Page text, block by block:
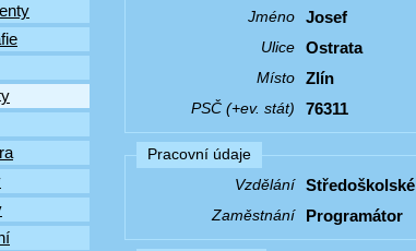
Jméno Josef
Ulice Ostrata
Místo Zlín
PSČ (+ev. stát) 76311
Pracovní údaje
Vzdělání
Středoškolské
Zaměstnání Programátor